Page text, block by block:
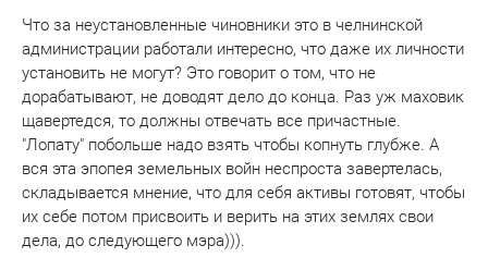
Что за неустановленные чиновники это в челнинской
администрации работали интересно, что даже их личности
установить не могут? Это говорит о том, что не
дорабатывают, не доводят дело до конца. Раз уж маховик
щавертедся, то должны отвечать все причастные.
"Лопату" побольше надо взять чтобы копнуть глубже. А
вся эта эпопея земельных войн неспроста завертелась,
складывается мнение, что для себя активы готовят, чтобы
их себе потом присвоить и верить на этих землях свои
дела, до следующего мэра))).